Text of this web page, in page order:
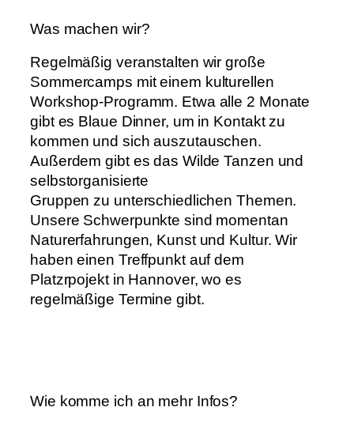
Was machen wir?
Regelmäßig veranstalten wir große
Sommercamps mit einem kulturellen
Workshop-Programm. Etwa alle 2 Monate
gibt es Blaue Dinner, um in Kontakt zu
kommen und sich auszutauschen.
Außerdem gibt es das Wilde Tanzen und
selbstorganisierte
Gruppen zu unterschiedlichen Themen.
Unsere Schwerpunkte sind momentan
Naturerfahrungen, Kunst und Kultur. Wir
haben einen Treffpunkt auf dem
Platzrpojekt in Hannover, wo es
regelmäßige Termine gibt.
Wie komme ich an mehr Infos?